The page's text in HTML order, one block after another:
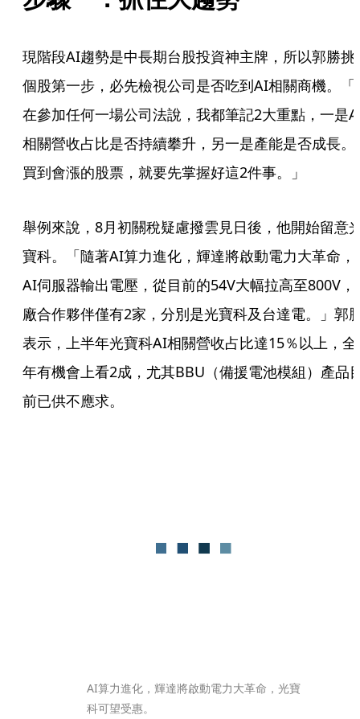
現階段AI趨勢是中長期台股投資神主牌，所以郭勝挑
個股第一步，必先檢視公司是否吃到AI相關商機。「
在參加任何一場公司法說，我都筆記2大重點，一是
相關營收占比是否持續攀升，另一是產能是否成長。
買到會漲的股票，就要先掌握好這2件事。」
舉例來說，8月初關稅疑慮撥雲見日後，他開始留意
寶科。「隨著AI算力進化，輝達將啟動電力大革命，
AI伺服器輸出電壓，從目前的54V大幅拉高至800V，
廠合作夥伴僅有2家，分別是光寶科及台達電。」郭
表示，上半年光寶科AI相關營收占比達15％以上，全
年有機會上看2成，尤其BBU（備援電池模組）產品
前已供不應求。
AI算力進化，輝達將啟動電力大革命，光寶
科可望受惠。